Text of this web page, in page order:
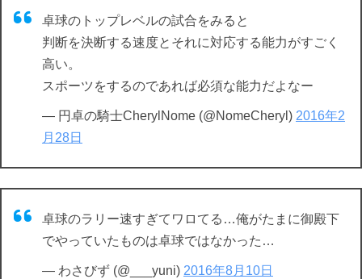
卓球のトップレベルの試合をみると
判断を決断する速度とそれに対応する能力がすごく
高い。
スポーツをするのであれば必須な能力だよなー
— 円卓の騎士CherylNome (@NomeCheryl) 2016年2
月28日
卓球のラリー速すぎてワロてる…俺がたまに御殿下
でやっていたものは卓球ではなかった…
— わさびず (@___yuni) 2016年8月10日